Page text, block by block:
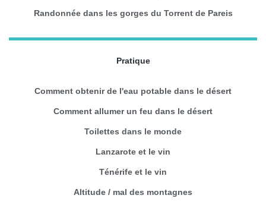
Randonnée dans les gorges du Torrent de Pareis
Pratique
Comment obtenir de l'eau potable dans le désert
Comment allumer un feu dans le désert
Toilettes dans le monde
Lanzarote et le vin
Ténérife et le vin
Altitude / mal des montagnes